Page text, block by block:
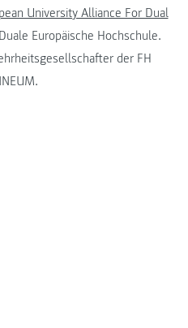
University Alliance For Dual
Europäische Hochschule.
der FH